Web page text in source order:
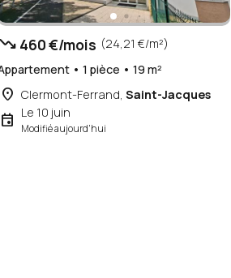
trending_down 460 €/mois (24,21 €/m²)
• 1 pièce • 19 m²
place Clermont-Ferrand, Saint-Jacques
event Le 10 juin
Modifié aujourd'hui